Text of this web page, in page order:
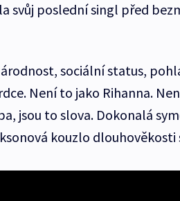
svůj poslední singl před
sociální status,
Není to jako Rihanna.
jsou to slova. Dokonalá
kouzlo dlouhověkosti